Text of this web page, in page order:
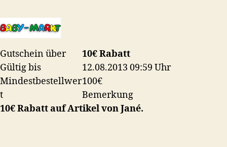
The
Gutschein über
10€ Rabatt
Gültig bis
12.08.2013 09:59 Uhr
Mindestbestellwer
t
100€
Bemerkung
10€ Rabatt auf Artikel von Jané.